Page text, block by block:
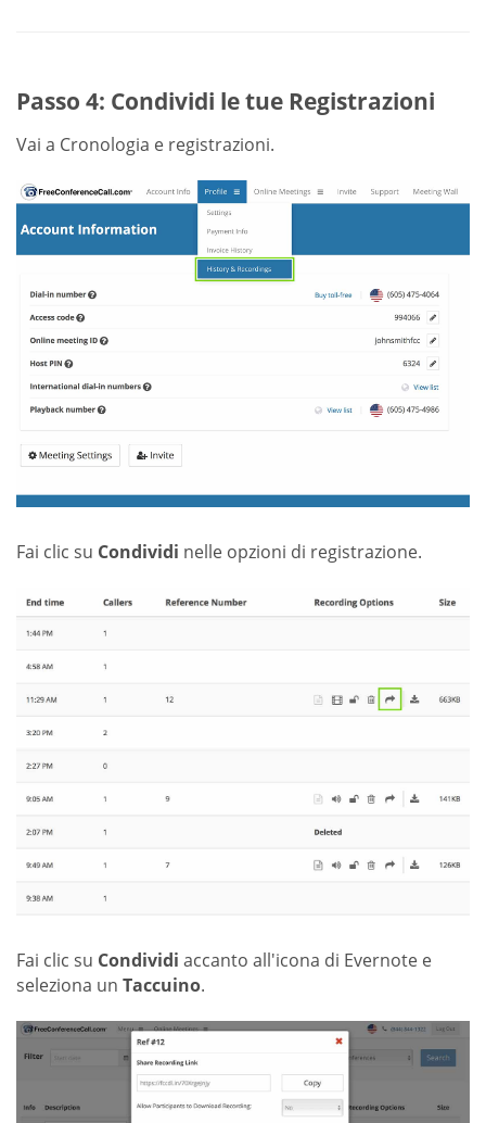
Passo 4: Condividi le tue Registrazioni
Vai a Cronologia e registrazioni.
Fai clic su Condividi nelle opzioni di registrazione.
Fai clic su Condividi accanto all'icona di Evernote e
seleziona un Taccuino.